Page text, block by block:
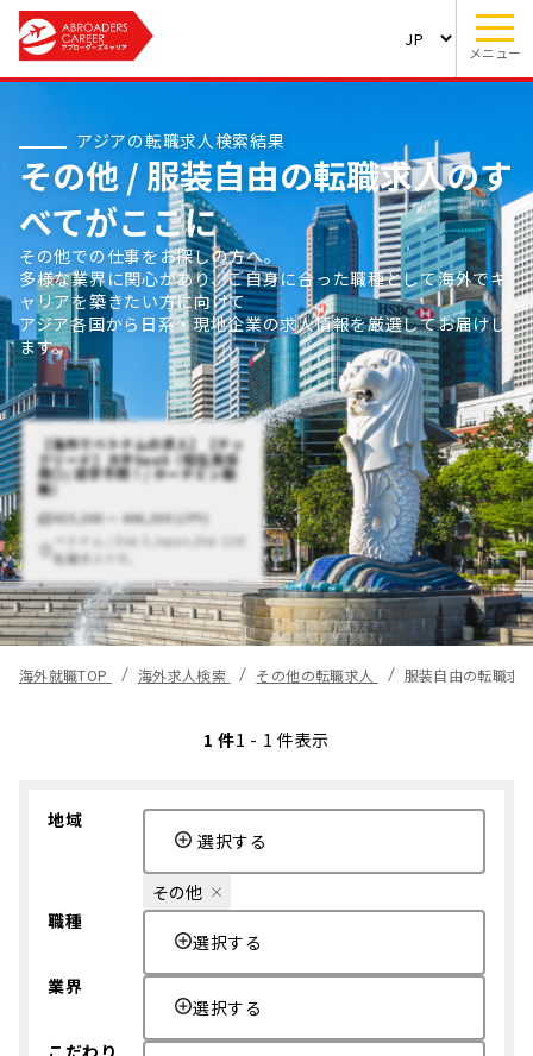
メニュー
アジアの転職求人検索結果
その他 / 服装自由の転職求人のす
べてがここに
その他での仕事をお探しの方へ。
多様な業界に関心があり、ご自身に合った職種として海外でキ
ャリアを築きたい方に向けて
アジア各国から日系・現地企業の求人情報を厳選してお届けし
ます。
【海外でベトナムの求人】【テッ
クリード】大手SaaS（駐在員採
用◎/ 語学不問！/ ホーチミン勤
務）
425,500 〜 606,200 (JPY)
ベトナム / Dist 3,Japan,Dist 12の
転職求人です。
海外就職TOP 海外求人検索 その他の転職求人 服装自由の転職求
1 件1 - 1 件表示
地域
選択する
その他
職種
選択する
業界
選択する
こだわり